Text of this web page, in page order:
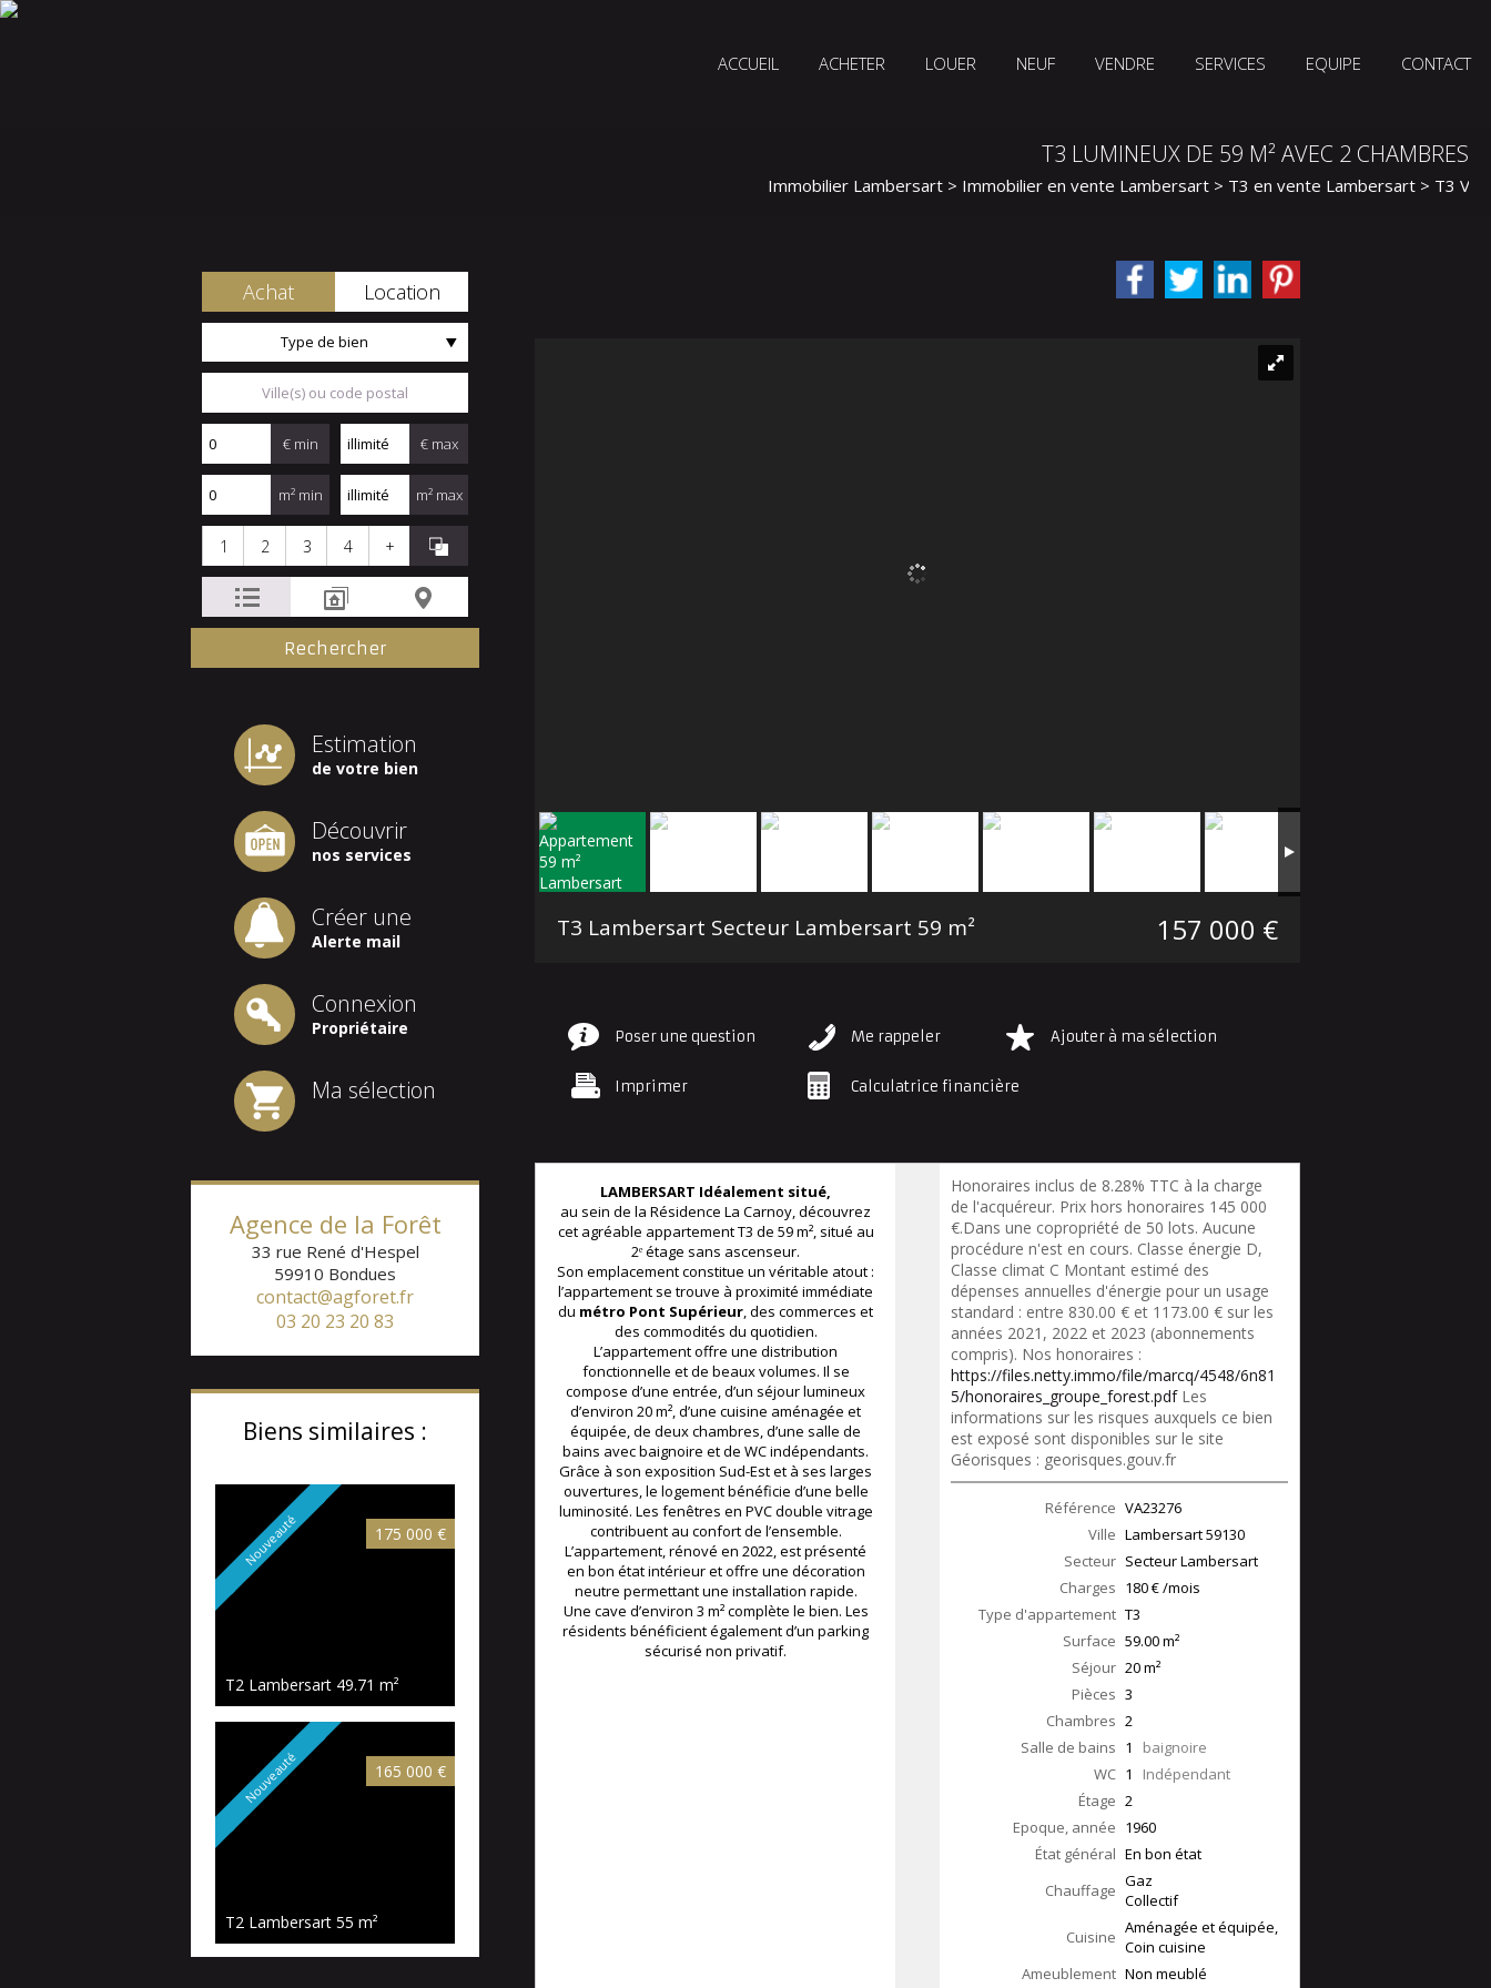
ACCUEIL ACHETER LOUER NEUF VENDRE SERVICES EQUIPE CONTACT
T3 LUMINEUX DE 59 M² AVEC 2 CHAMBRES
Immobilier Lambersart > Immobilier en vente Lambersart > T3 en vente Lambersart > T3
Achat Location
Type de bien
€ min € max
m² min m² max
1 2 3 4 +
Estimation
de votre bien
Découvrir
nos services
Créer une
Alerte mail
Connexion
Propriétaire
Ma sélection
Agence de la Forêt
33 rue René d'Hespel
59910 Bondues
contact@agforet.fr
03 20 23 20 83
Biens similaires :
Nouveauté 175 000 €
T2 Lambersart 49.71 m²
Nouveauté 165 000 €
T2 Lambersart 55 m²
T3 Lambersart Secteur Lambersart 59 m² 157 000 €
Poser une question Me rappeler Ajouter à ma sélection
Imprimer Calculatrice financière
LAMBERSART Idéalement situé,
au sein de la Résidence La Carnoy, découvrez
cet agréable appartement T3 de 59 m², situé au
2ᵉ étage sans ascenseur.
Son emplacement constitue un véritable atout :
l’appartement se trouve à proximité immédiate
du métro Pont Supérieur, des commerces et
des commodités du quotidien.
L’appartement offre une distribution
fonctionnelle et de beaux volumes. Il se
compose d’une entrée, d’un séjour lumineux
d’environ 20 m², d’une cuisine aménagée et
équipée, de deux chambres, d’une salle de
bains avec baignoire et de WC indépendants.
Grâce à son exposition Sud-Est et à ses larges
ouvertures, le logement bénéficie d’une belle
luminosité. Les fenêtres en PVC double vitrage
contribuent au confort de l’ensemble.
L’appartement, rénové en 2022, est présenté
en bon état intérieur et offre une décoration
neutre permettant une installation rapide.
Une cave d’environ 3 m² complète le bien. Les
résidents bénéficient également d’un parking
sécurisé non privatif.
Honoraires inclus de 8.28% TTC à la charge
de l'acquéreur. Prix hors honoraires 145 000
€.Dans une copropriété de 50 lots. Aucune
procédure n'est en cours. Classe énergie D,
Classe climat C Montant estimé des
dépenses annuelles d'énergie pour un usage
standard : entre 830.00 € et 1173.00 € sur les
années 2021, 2022 et 2023 (abonnements
compris). Nos honoraires :
https://files.netty.immo/file/marcq/4548/6n81
5/honoraires_groupe_forest.pdfLes
informations sur les risques auxquels ce bien
est exposé sont disponibles sur le site
Géorisques : georisques.gouv.fr
Référence VA23276
Ville Lambersart59130
Secteur Secteur Lambersart
Charges 180 € /mois
Type d'appartement T3
Surface 59.00m²
Séjour 20m²
Pièces 3
Chambres 2
Salle de bains 1 baignoire
WC 1 Indépendant
Étage 2
Epoque, année 1960
État général En bon état
Chauffage Gaz
Collectif
Cuisine Aménagée et équipée,
Coin cuisine
Ameublement Non meublé